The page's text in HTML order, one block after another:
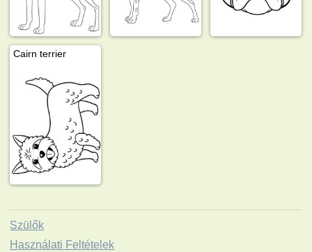
Cairn terrier
Szülők
Használati Feltételek